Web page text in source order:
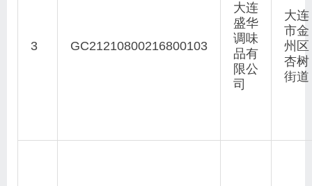
3 GC21210800216800103
大连
盛华
调味
品有
限公
司
大连
市金
州区
杏树
街道